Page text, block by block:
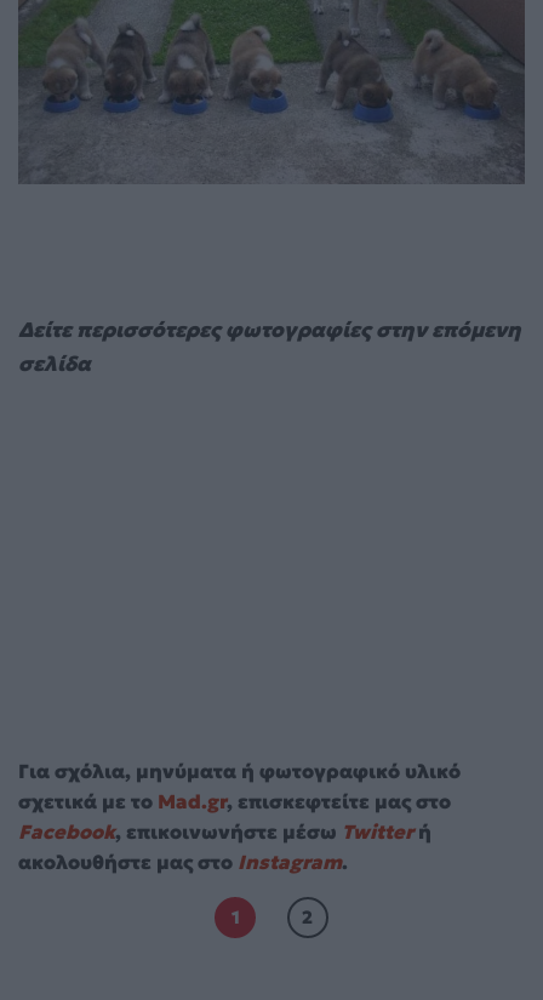
Δείτε περισσότερες φωτογραφίες στην επόμενη
σελίδα
Για σχόλια, μηνύματα ή φωτογραφικό υλικό
σχετικά με το Mad.gr, επισκεφτείτε μας στο
Facebook, επικοινωνήστε μέσω Twitterή
ακολουθήστε μας στο Instagram.
1 2